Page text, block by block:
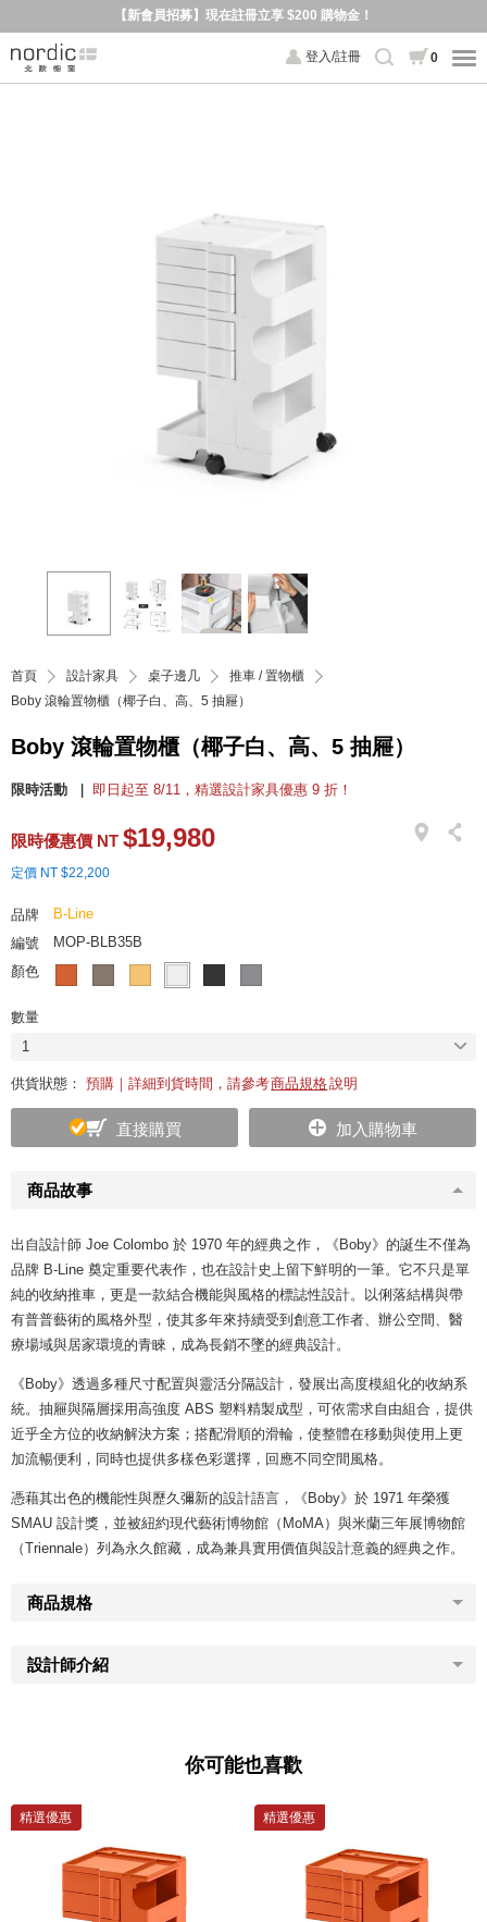
【新會員招募】現在註冊立享 $200 購物金！
登入/註冊 0
首頁 設計家具 桌子邊几
推車 / 置物櫃
Boby 滾輪置物櫃（椰子白、高、5 抽屜）
Boby 滾輪置物櫃（椰子白、高、5 抽屜）
限時活動 即日起至 8/11，精選設計家具優惠 9 折！
商品故事
出自設計師 Joe Colombo 於 1970 年的經典之作，《Boby》的誕生不僅為
品牌 B-Line 奠定重要代表作，也在設計史上留下鮮明的一筆。它不只是單
純的收納推車，更是一款結合機能與風格的標誌性設計。以俐落結構與帶
有普普藝術的風格外型，使其多年來持續受到創意工作者、辦公空間、醫
療場域與居家環境的青睞，成為長銷不墜的經典設計。
《Boby》透過多種尺寸配置與靈活分隔設計，發展出高度模組化的收納系
統。抽屜與隔層採用高強度 ABS 塑料精製成型，可依需求自由組合，提供
近乎全方位的收納解決方案；搭配滑順的滑輪，使整體在移動與使用上更
加流暢便利，同時也提供多樣色彩選擇，回應不同空間風格。
憑藉其出色的機能性與歷久彌新的設計語言，《Boby》於 1971 年榮獲
SMAU 設計獎，並被紐約現代藝術博物館（MoMA）與米蘭三年展博物館
（Triennale）列為永久館藏，成為兼具實用價值與設計意義的經典之作。
商品規格
設計師介紹
限時優惠價 NT $19,980
定價 NT $22,200
品牌
B-Line
編號
MOP-BLB35B
顏色
數量
1
供貨狀態： 預購｜詳細到貨時間，請參考商品規格說明
直接購買 加入購物車
你可能也喜歡
精選優惠 精選優惠